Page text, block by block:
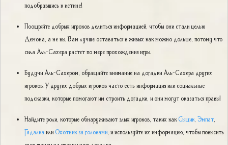
подобравшись к истине!
Поощряйте добрых игроков делиться информацией, чтобы они стали целью
Демона, а не вы. Вам лучше оставаться в живых как можно дольше, потому что
сила Аль-Сахера растет по мере прохождения игры.
Будучи Аль-Сахером, обращайте внимание на догадки Аль-Сахера других
игроков. У других добрых игроков часто есть информация или социальные
подсказки, которые помогают им строить догадки, и они могут оказаться правы!
Найдите роли, которые обнаруживают злых игроков, таких как Сыщик Эмпат
Гадалка или Охотник за головами , и используйте их информацию, чтобы повысить